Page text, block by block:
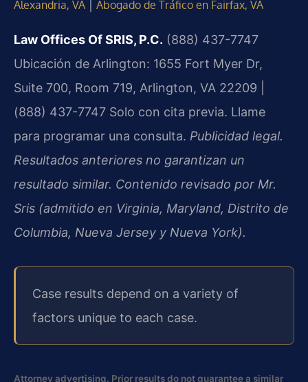
Alexandria, VA
Abogado de Tráfico en Fairfax, VA
Law Offices Of SRIS, P.C. (888) 437-7747
Ubicación de Arlington: 1655 Fort Myer Dr,
Suite 700, Room 719, Arlington, VA 22209 |
(888) 437-7747 Solo con cita previa. Llame
para programar una consulta. Publicidad legal.
Resultados anteriores no garantizan un
resultado similar. Contenido revisado por Mr.
Sris (admitido en Virginia, Maryland, Distrito de
Columbia, Nueva Jersey y Nueva York).
Case results depend on a variety of
factors unique to each case.
Attorney advertising. Prior results do not guarantee a similar